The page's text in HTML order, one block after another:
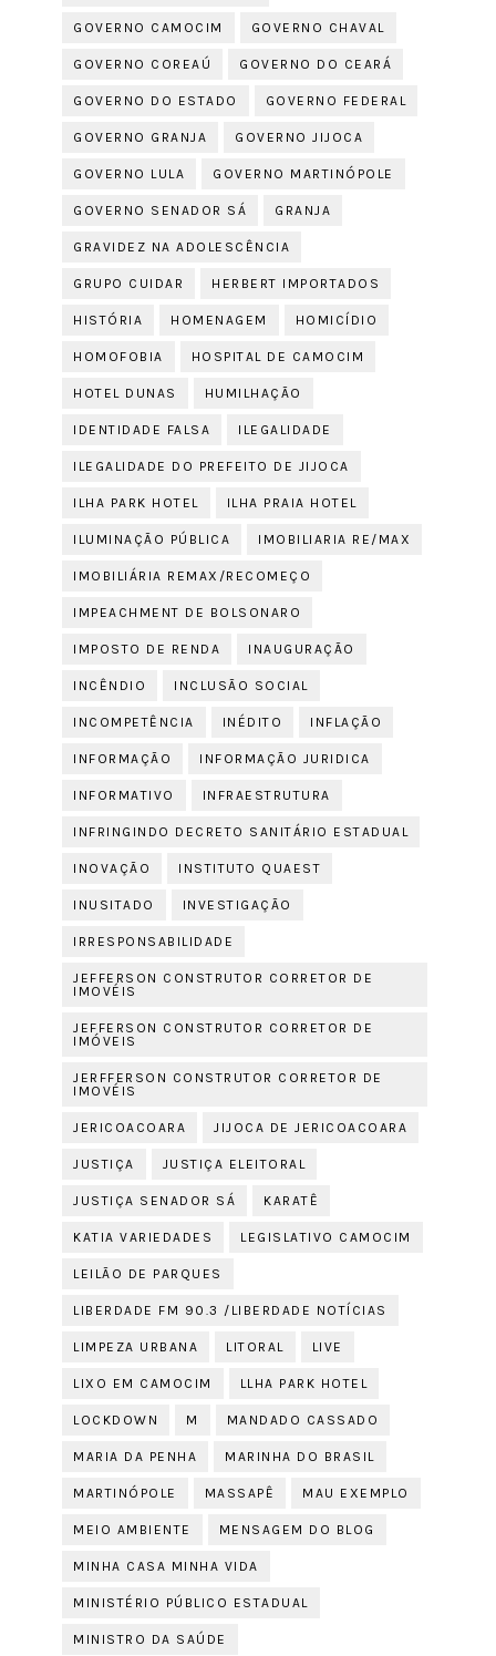
GOVERNO CAMOCIM GOVERNO CHAVAL
GOVERNO COREAÚ GOVERNO DO CEARÁ
GOVERNO DO ESTADO GOVERNO FEDERAL
GOVERNO GRANJA GOVERNO JIJOCA
GOVERNO LULA GOVERNO MARTINÓPOLE
GOVERNO SENADOR SÁ GRANJA
GRAVIDEZ NA ADOLESCÊNCIA
GRUPO CUIDAR HERBERT IMPORTADOS
HISTÓRIA HOMENAGEM HOMICÍDIO
HOMOFOBIA HOSPITAL DE CAMOCIM
HOTEL DUNAS HUMILHAÇÃO
IDENTIDADE FALSA ILEGALIDADE
ILEGALIDADE DO PREFEITO DE JIJOCA
ILHA PARK HOTEL ILHA PRAIA HOTEL
ILUMINAÇÃO PÚBLICA IMOBILIARIA RE/MAX
IMOBILIÁRIA REMAX/RECOMEÇO
IMPEACHMENT DE BOLSONARO
IMPOSTO DE RENDA INAUGURAÇÃO
INCÊNDIO INCLUSÃO SOCIAL
INCOMPETÊNCIA INÉDITO INFLAÇÃO
INFORMAÇÃO INFORMAÇÃO JURIDICA
INFORMATIVO INFRAESTRUTURA
INFRINGINDO DECRETO SANITÁRIO ESTADUAL
INOVAÇÃO INSTITUTO QUAEST
INUSITADO INVESTIGAÇÃO
IRRESPONSABILIDADE
JEFFERSON CONSTRUTOR CORRETOR DE
IMOVÉIS
JEFFERSON CONSTRUTOR CORRETOR DE
IMÓVEIS
JERFFERSON CONSTRUTOR CORRETOR DE
IMOVÉIS
JERICOACOARA JIJOCA DE JERICOACOARA
JUSTIÇA JUSTIÇA ELEITORAL
JUSTIÇA SENADOR SÁ KARATÊ
KATIA VARIEDADES LEGISLATIVO CAMOCIM
LEILÃO DE PARQUES
LIBERDADE FM 90.3 /LIBERDADE NOTÍCIAS
LIMPEZA URBANA LITORAL LIVE
LIXO EM CAMOCIM LLHA PARK HOTEL
LOCKDOWN M MANDADO CASSADO
MARIA DA PENHA MARINHA DO BRASIL
MARTINÓPOLE MASSAPÊ MAU EXEMPLO
MEIO AMBIENTE MENSAGEM DO BLOG
MINHA CASA MINHA VIDA
MINISTÉRIO PÚBLICO ESTADUAL
MINISTRO DA SAÚDE